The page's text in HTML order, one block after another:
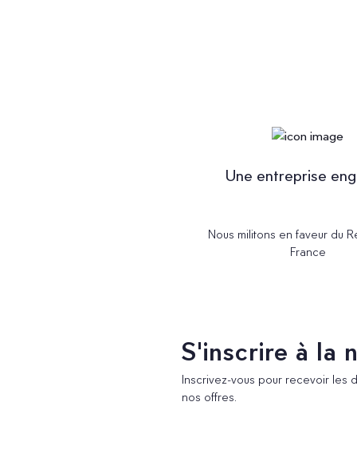
Une entreprise
Nous militons en faveur du
France
S'inscrire à la
Inscrivez-vous pour recevoir les
nos offres.